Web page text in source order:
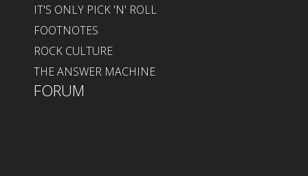
IT'S ONLY PICK 'N' ROLL
FOOTNOTES
ROCK CULTURE
THE ANSWER MACHINE
FORUM